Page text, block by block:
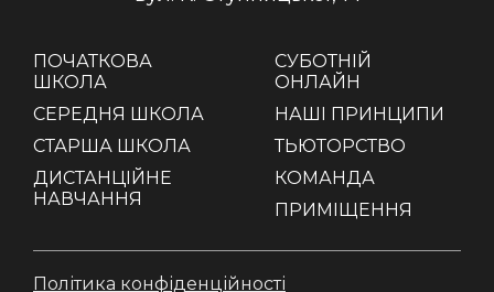
ПОЧАТКОВА
ШКОЛА
СЕРЕДНЯ ШКОЛА
СТАРША ШКОЛА
ДИСТАНЦІЙНЕ
НАВЧАННЯ
СУБОТНІЙ
ОНЛАЙН
НАШІ ПРИНЦИПИ
ТЬЮТОРСТВО
КОМАНДА
ПРИМІЩЕННЯ
Політика конфіденційності